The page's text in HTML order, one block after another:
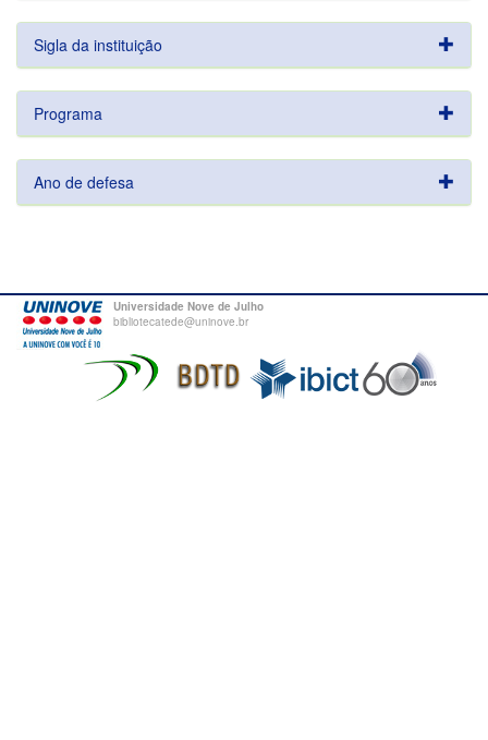
Sigla da instituição
Programa
Ano de defesa
Universidade Nove de Julho
bibliotecatede@uninove.br